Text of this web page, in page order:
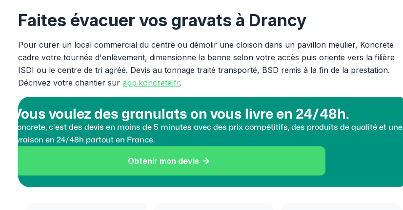
Faites évacuer vos gravats à Drancy
Pour curer un local commercial du centre ou démolir une cloison dans un pavillon meulier, Koncrete
cadre votre tournée d'enlèvement, dimensionne la benne selon votre accès puis oriente vers la filière
ISDI ou le centre de tri agréé. Devis au tonnage traité transporté, BSD remis à la fin de la prestation.
Décrivez votre chantier surapp.koncrete.fr.
Vous voulez des granulats on vous livre en 24/48h.
Koncrete, c'est des devis en moins de 5 minutes avec des prix compétitifs, des produits de qualité et une
livraison en 24/48h partout en France.
Obtenir mon devis 